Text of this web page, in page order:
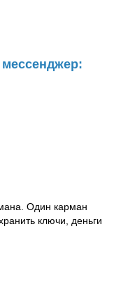
Один карман
ключи, деньги